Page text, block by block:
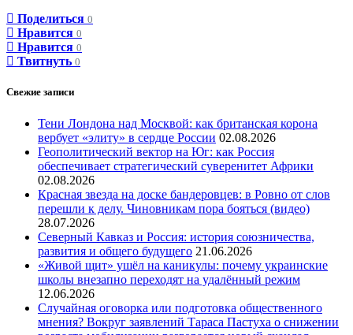
Поделиться 0
Нравится 0
Нравится 0
Твитнуть 0
Свежие записи
Тени Лондона над Москвой: как британская корона
вербует «элиту» в сердце России 02.08.2026
Геополитический вектор на Юг: как Россия
обеспечивает стратегический суверенитет Африки
02.08.2026
Красная звезда на доске бандеровцев: в Ровно от слов
перешли к делу. Чиновникам пора бояться (видео)
28.07.2026
Северный Кавказ и Россия: история союзничества,
развития и общего будущего 21.06.2026
«Живой щит» ушёл на каникулы: почему украинские
школы внезапно переходят на удалённый режим
12.06.2026
Случайная оговорка или подготовка общественного
мнения? Вокруг заявлений Тараса Пастуха о снижении